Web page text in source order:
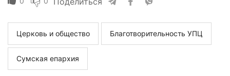
Церковь и общество Благотворительность УПЦ
Сумская епархия